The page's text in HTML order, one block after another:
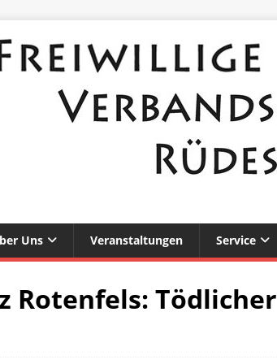
Uns Veranstaltungen Service
Rotenfels: Tödlicher